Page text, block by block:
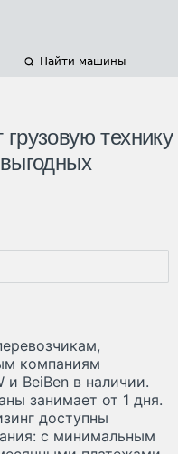
Найти машины
технику
компаниям
и BeiBen в наличии.
занимает от 1 дня.
доступны
с минимальным